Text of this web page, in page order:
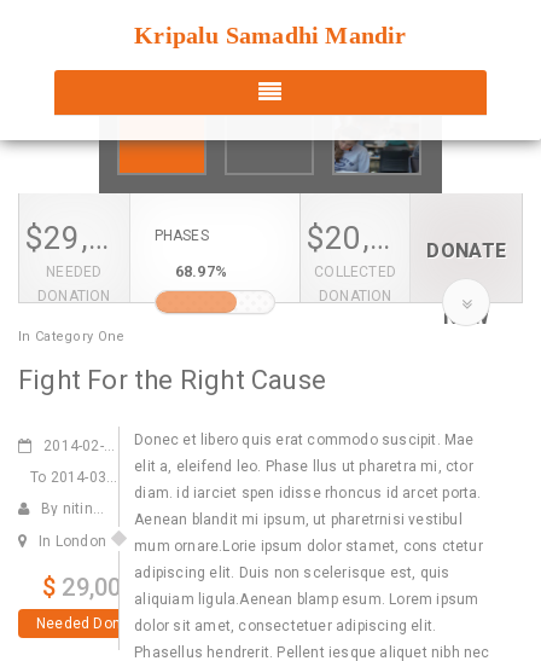
Kripalu Samadhi Mandir
$29,000
NEEDED
DONATION
PHASES
68.97%
$20,000
COLLECTED
DONATION
DONATE
NOW
In Category One
Fight For the Right Cause
2014-02-05
To 2014-03-05
By nitin@webdecorum.com
In London
$ 29,000
Needed Donation
Donec et libero quis erat commodo suscipit. Mae
elit a, eleifend leo. Phase llus ut pharetra mi, ctor
diam. id iarciet spen idisse rhoncus id arcet porta.
Aenean blandit mi ipsum, ut pharetrnisi vestibul
mum ornare.Lorie ipsum dolor stamet, cons ctetur
adipiscing elit. Duis non scelerisque est, quis
aliquiam ligula.Aenean blamp esum. Lorem ipsum
dolor sit amet, consectetuer adipiscing elit.
Phasellus hendrerit. Pellent iesque aliquet nibh nec